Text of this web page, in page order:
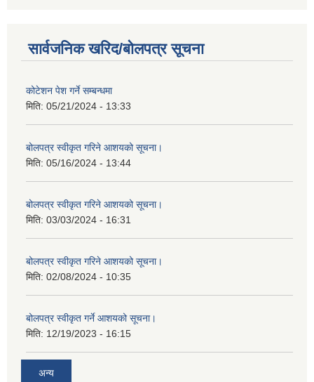
सार्वजनिक खरिद/बोलपत्र सूचना
कोटेशन पेश गर्ने सम्बन्धमा
मिति: 05/21/2024 - 13:33
बोलपत्र स्वीकृत गरिने आशयको सूचना।
मिति: 05/16/2024 - 13:44
बोलपत्र स्वीकृत गरिने आशयको सूचना।
मिति: 03/03/2024 - 16:31
बोलपत्र स्वीकृत गरिने आशयको सूचना।
मिति: 02/08/2024 - 10:35
बोलपत्र स्वीकृत गर्ने आशयको सूचना।
मिति: 12/19/2023 - 16:15
अन्य